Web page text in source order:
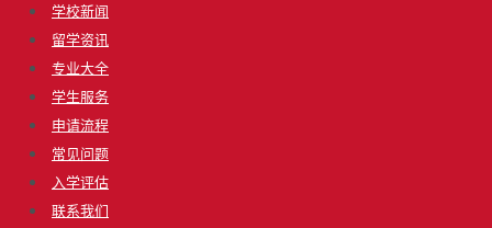
学校新闻
留学资讯
专业大全
学生服务
申请流程
常见问题
入学评估
联系我们